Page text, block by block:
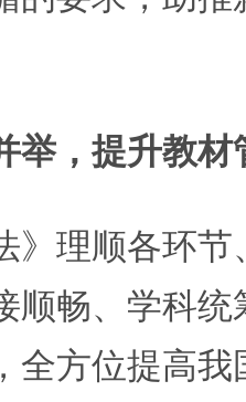
，提升教材
理顺各环节
顺畅、学科
全方位提高